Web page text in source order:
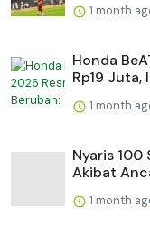
1 month
Honda
Rp19 Juta,
1 month
Nyaris
Akibat
1 month